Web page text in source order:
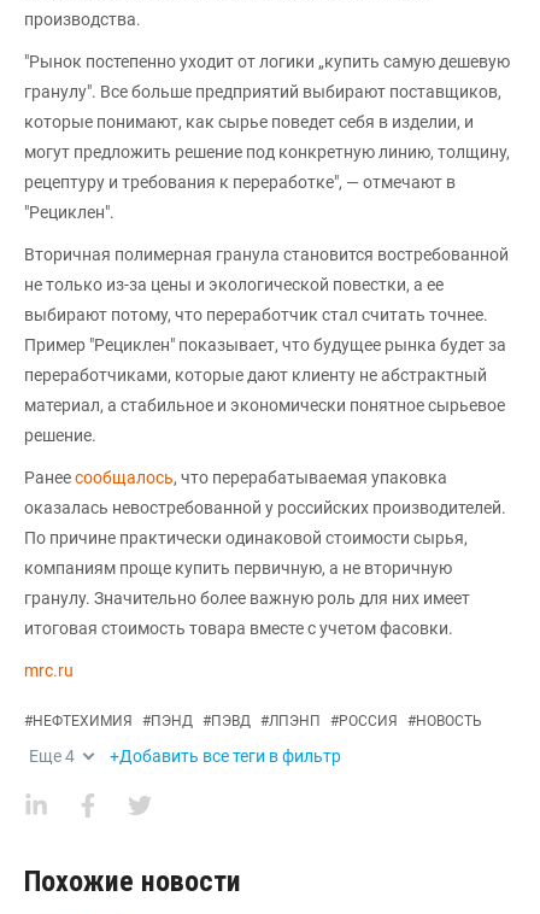
производства.
"Рынок постепенно уходит от логики „купить самую дешевую
гранулу". Все больше предприятий выбирают поставщиков,
которые понимают, как сырье поведет себя в изделии, и
могут предложить решение под конкретную линию, толщину,
рецептуру и требования к переработке", — отмечают в
"Рециклен".
Вторичная полимерная гранула становится востребованной
не только из-за цены и экологической повестки, а ее
выбирают потому, что переработчик стал считать точнее.
Пример "Рециклен" показывает, что будущее рынка будет за
переработчиками, которые дают клиенту не абстрактный
материал, а стабильное и экономически понятное сырьевое
решение.
Ранеесообщалось, что перерабатываемая упаковка
оказалась невостребованной у российских производителей.
По причине практически одинаковой стоимости сырья,
компаниям проще купить первичную, а не вторичную
гранулу. Значительно более важную роль для них имеет
итоговая стоимость товара вместе с учетом фасовки.
mrc.ru
#НЕФТЕХИМИЯ #ПЭНД #ПЭВД #ЛПЭНП #РОССИЯ #НОВОСТЬ
Еще4 +Добавить все теги в фильтр
Похожие новости